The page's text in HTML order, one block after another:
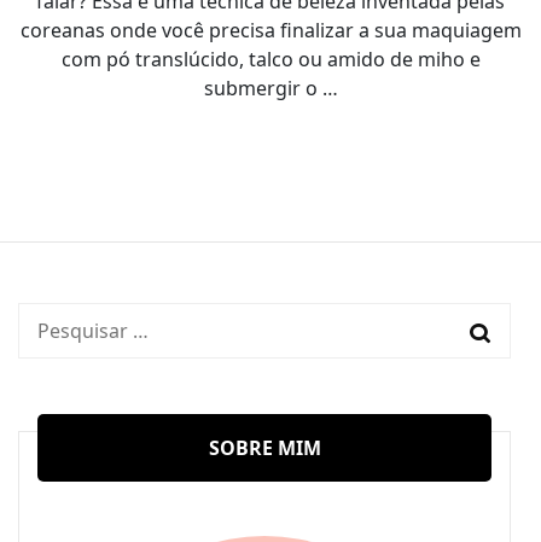
coreanas onde você precisa finalizar a sua maquiagem
com pó translúcido, talco ou amido de miho e
submergir o …
Pesquisar
SOBRE MIM